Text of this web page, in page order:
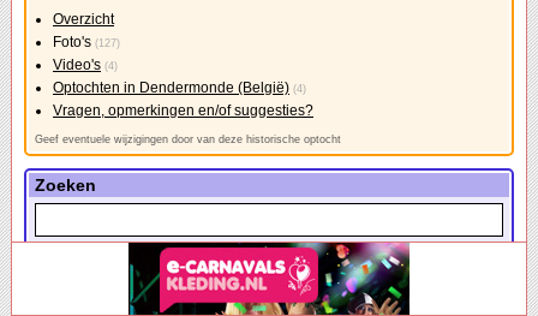
Overzicht
Foto's (127)
Video's (4)
Optochten in Dendermonde (België) (4)
Vragen, opmerkingen en/of suggesties?
Geef eventuele wijzigingen door van deze historische optocht
Zoeken
Uitgebreid zoeken